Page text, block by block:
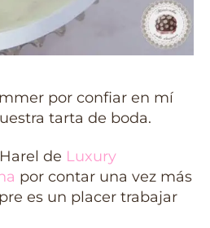
por confiar en mí
tarta de boda.
de Luxury
por contar una vez más
es un placer trabajar